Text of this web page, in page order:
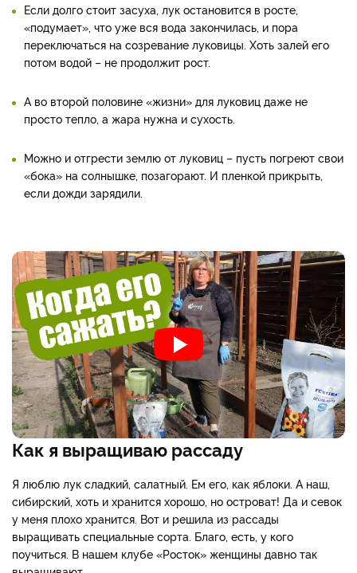
Если долго стоит засуха, лук остановится в росте,
«подумает», что уже вся вода закончилась, и пора
переключаться на созревание луковицы. Хоть залей его
потом водой – не продолжит рост.
А во второй половине «жизни» для луковиц даже не
просто тепло, а жара нужна и сухость.
Можно и отгрести землю от луковиц – пусть погреют свои
«бока» на солнышке, позагорают. И пленкой прикрыть,
если дожди зарядили.
Как я выращиваю рассаду
Я люблю лук сладкий, салатный. Ем его, как яблоки. А наш,
сибирский, хоть и хранится хорошо, но островат! Да и севок
у меня плохо хранится. Вот и решила из рассады
выращивать специальные сорта. Благо, есть, у кого
поучиться. В нашем клубе «Росток» женщины давно так